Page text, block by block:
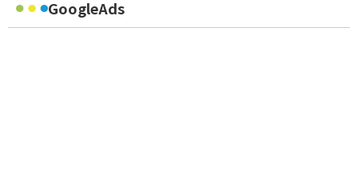
GoogleAds